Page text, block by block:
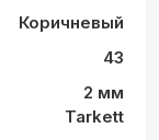
Коричневый
43
2 мм
Tarkett